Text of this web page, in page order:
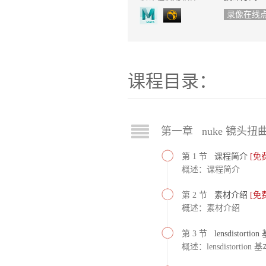
录像在线
课程目录：
第一章 nuke 镜头扭
第 1 节 课程简介 [免
概述：课程简介
第 2 节 素材介绍 [免
概述：素材介绍
第 3 节 lensdistortion
概述：lensdistortion 基